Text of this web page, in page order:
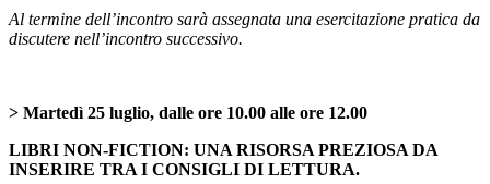
Al termine dell’incontro sarà assegnata una esercitazione pratica da
discutere nell’incontro successivo.
> Martedì 25 luglio, dalle ore 10.00 alle ore 12.00
LIBRI NON-FICTION: UNA RISORSA PREZIOSA DA
INSERIRE TRA I CONSIGLI DI LETTURA.